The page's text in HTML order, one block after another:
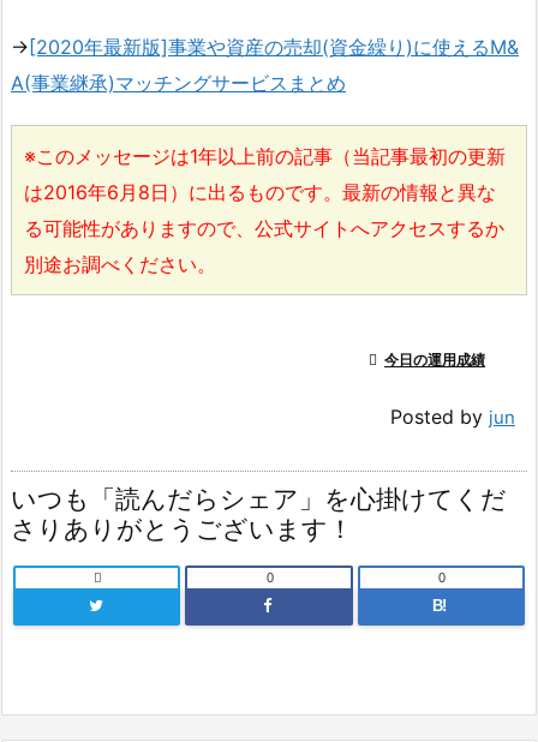
→[2020年最新版]事業や資産の売却(資金繰り)に使えるM&
A(事業継承)マッチングサービスまとめ
※このメッセージは1年以上前の記事（当記事最初の更新
は2016年6月8日）に出るものです。最新の情報と異な
る可能性がありますので、公式サイトへアクセスするか
別途お調べください。
 今日の運用成績
Posted by jun
いつも「読んだらシェア」を心掛けてくだ
さりありがとうございます！
 0
B!
0